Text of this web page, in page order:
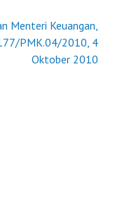
Menteri Keuangan,
PMK.04/2010, 4
Oktober 2010